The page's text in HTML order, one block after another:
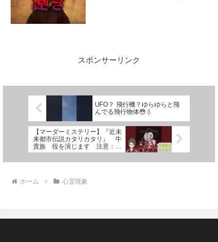
スポンサーリンク
UFO？ 飛行機？ゆらゆらと飛
んでる飛行物体😳💧
【マーダーミステリー】『近未
来都市伝説カタリカタリ』 牛
貴族 役を演じます 注意：ネ
タバレになってしまうため、
後々プレイされたい方はプレイ
ホーム
心霊現象